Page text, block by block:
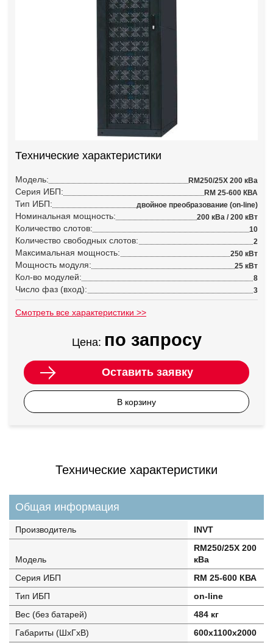
Технические характеристики
Модель: RM250/25X 200 кВа
Серия ИБП: RM 25-600 КВА
Тип ИБП: двойное преобразование (on-line)
Номинальная мощность: 200 кВа / 200 кВт
Количество слотов: 10
Количество свободных слотов: 2
Максимальная мощность: 250 кВт
Мощность модуля: 25 кВт
Кол-во модулей: 8
Число фаз (вход): 3
Смотреть все характеристики >>
Цена: по запросу
Оставить заявку
В корзину
Технические характеристики
Общая информация
Производитель INVT
Модель
RM250/25X 200
кВа
Серия ИБП
RM 25-600 КВА
Тип ИБП
on-line
Вес (без батарей)
484 кг
Габариты (ШхГхВ)
600х1100х2000